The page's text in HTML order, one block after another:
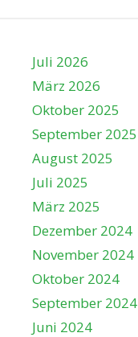
Juli 2026
März 2026
Oktober 2025
September 2025
August 2025
Juli 2025
März 2025
Dezember 2024
November 2024
Oktober 2024
September 2024
Juni 2024